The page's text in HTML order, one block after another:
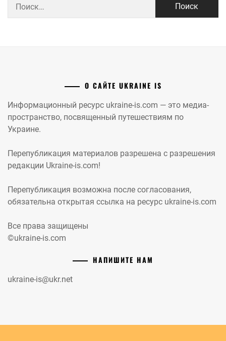
О САЙТЕ UKRAINE IS
Информационный ресурс ukraine-is.com — это медиа-
пространство, посвященный путешествиям по
Украине.
Перепубликация материалов разрешена с разрешения
редакции Ukraine-is.com!
Перепубликация возможна после согласования,
обязательна открытая ссылка на ресурс ukraine-is.com
Все права защищены
©ukraine-is.com
НАПИШИТЕ НАМ
ukraine-is@ukr.net